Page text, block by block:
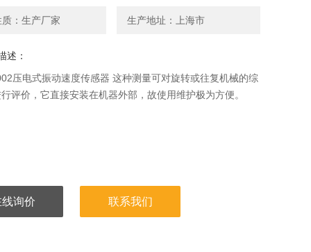
：生产厂家 生产地址：上海市
述：
压电式振动速度传感器 这种测量可对旋转或往复机械的综
评价，它直接安装在机器外部，故使用维护极为方便。
询价 联系我们